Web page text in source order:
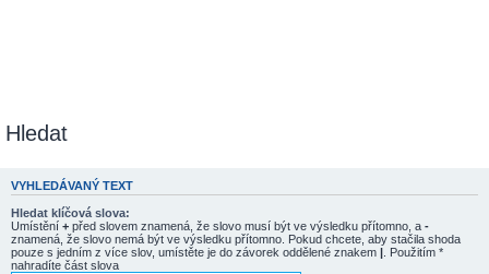
Hledat
VYHLEDÁVANÝ TEXT
Hledat klíčová slova:
Umístění + před slovem znamená, že slovo musí být ve výsledku přítomno, a -
znamená, že slovo nemá být ve výsledku přítomno. Pokud chcete, aby stačila shoda
pouze s jedním z více slov, umístěte je do závorek oddělené znakem | . Použitím *
nahradíte část slova